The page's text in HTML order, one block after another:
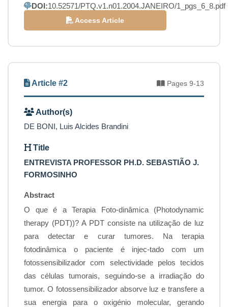
DOI:10.52571/PTQ.v1.n01.2004.JANEIRO/1_pgs_6_8.pdf
Access Article
Article #2 Pages 9-13
Author(s)
DE BONI, Luis Alcides Brandini
Title
ENTREVISTA PROFESSOR PH.D. SEBASTIÃO J.
FORMOSINHO
Abstract
O que é a Terapia Foto-dinâmica (Photodynamic
therapy (PDT))? A PDT consiste na utilização de luz
para detectar e curar tumores. Na terapia
fotodinâmica o paciente é injec-tado com um
fotossensibilizador com selectividade pelos tecidos
das células tumorais, seguindo-se a irradiação do
tumor. O fotossensibilizador absorve luz e transfere a
sua energia para o oxigénio molecular, gerando